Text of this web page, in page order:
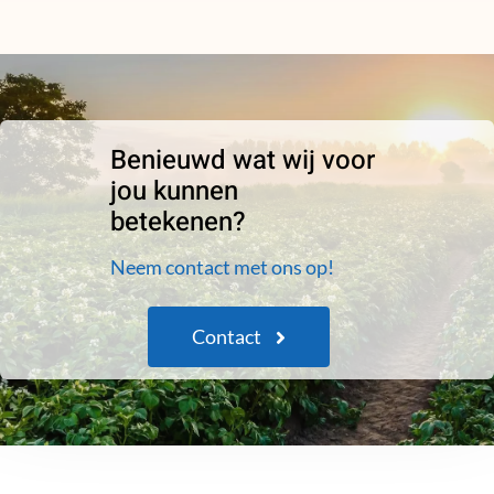
Benieuwd wat wij voor
jou kunnen
betekenen?
Neem contact met ons op!
Contact